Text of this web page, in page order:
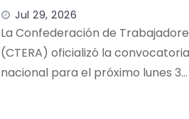
Jul 29, 2026
La Confederación de
(CTERA) oficializó la
nacional para el próximo lunes 3…